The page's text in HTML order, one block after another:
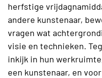
herfstige
andere kunstenaar,
vragen wat
visie en technieken.
inkijk in hun
een kunstenaar, en